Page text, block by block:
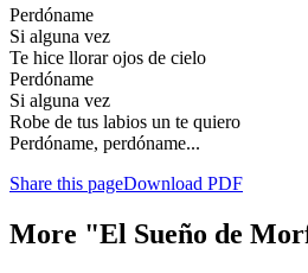
Perdóname
Si alguna vez
Te hice llorar ojos de cielo
Perdóname
Si alguna vez
Robe de tus labios un te quiero
Perdóname, perdóname...
Share this pageDownload PDF
More "El Sueño de